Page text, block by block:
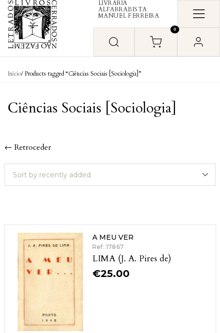
Skip to content
LIVRARIA
ALFARRABISTA
MANUEL FERREIRA
0
Início/ Products tagged “Ciências Sociais [Sociologia]”
Ciências Sociais [Sociologia]
← Retroceder
A MEU VER
Ref: 17867
LIMA (J. A. Pires de)
€25.00